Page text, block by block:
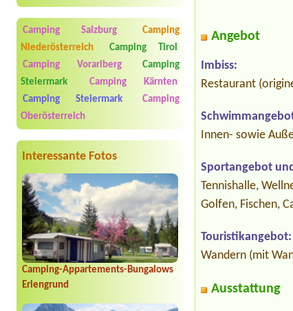
Camping Salzburg
Camping
Niederösterreich
Camping Tirol
Camping Vorarlberg
Camping
Steiermark
Camping Kärnten
Camping Steiermark
Camping
Oberösterreich
Interessante Fotos
Camping-Appartements-Bungalows
Erlengrund
Angebot
Imbiss:
Restaurant
Innen- sowie
Sportangebot
Tennishalle,
Golfen, Fischen,
Touristikangebot:
Wandern (mit
Ausstattung